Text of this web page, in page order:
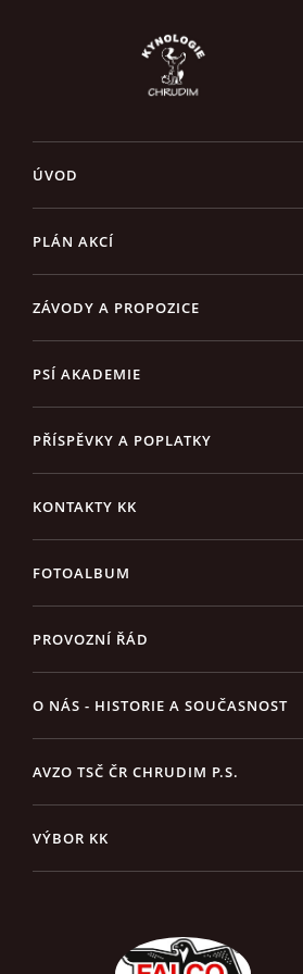
ÚVOD
PLÁN AKCÍ
ZÁVODY A PROPOZICE
PSÍ AKADEMIE
PŘÍSPĚVKY A POPLATKY
KONTAKTY KK
FOTOALBUM
PROVOZNÍ ŘÁD
O NÁS - HISTORIE A SOUČASNOST
AVZO TSČ ČR CHRUDIM P.S.
VÝBOR KK